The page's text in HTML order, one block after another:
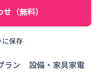
（無料）
に保存
ラン 設備・家具家電